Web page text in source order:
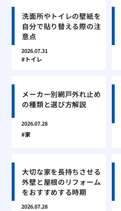
洗面所やトイレの壁紙を
自分で貼り替える際の注
意点
2026.07.31
トイレ
メーカー別網戸外れ止め
の種類と選び方解説
2026.07.28
家
大切な家を長持ちさせる
外壁と屋根のリフォーム
をおすすめする時期
2026.07.28